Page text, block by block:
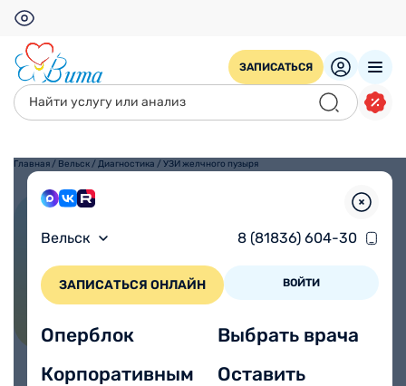
ЗАПИСАТЬСЯ
Вельск 8 (81836) 604-30
ЗАПИСАТЬСЯ ОНЛАЙН ВОЙТИ
Оперблок
Корпоративным
Выбрать врача
Оставить
Главная / Вельск /Диагностика /УЗИ желчного пузыря